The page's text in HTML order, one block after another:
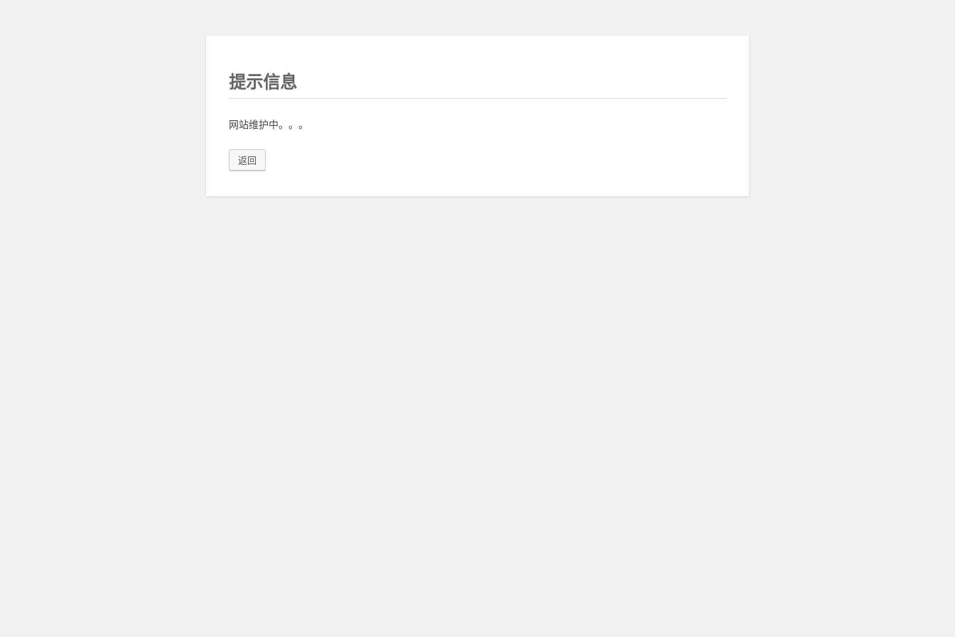
提示信息
网站维护中。。。
返回